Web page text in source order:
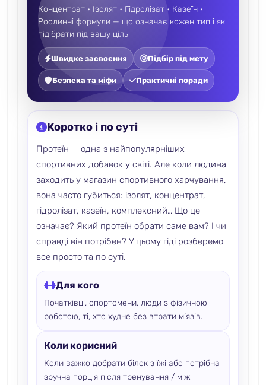
Концентрат • Ізолят • Гідролізат • Казеїн •
Рослинні формули — що означає кожен тип і як
підібрати під вашу ціль
Швидке засвоєння Підбір під мету
Безпека та міфи Практичні поради
Коротко і по суті
Протеїн — одна з найпопулярніших
спортивних добавок у світі. Але коли людина
заходить у магазин спортивного харчування,
вона часто губиться: ізолят, концентрат,
гідролізат, казеїн, комплексний… Що це
означає? Який протеїн обрати саме вам? І чи
справді він потрібен? У цьому гіді розберемо
все просто та по суті.
Для кого
Початківці, спортсмени, люди з фізичною
роботою, ті, хто худне без втрати м’язів.
Коли корисний
Коли важко добрати білок з їжі або потрібна
зручна порція після тренування / між